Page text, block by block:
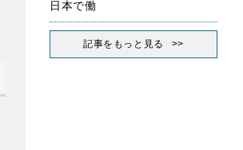
日本で働
記事をもっと見る